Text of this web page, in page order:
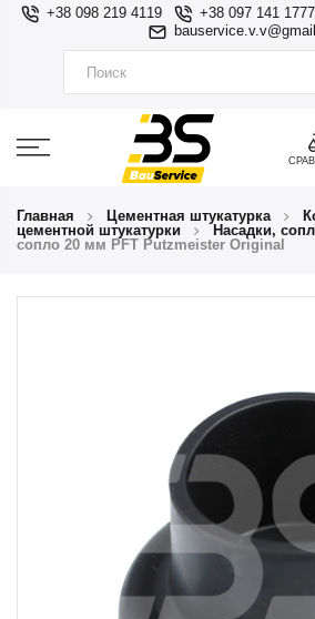
+38 098 219 4119 +38 097 141 1777
Главная Цементная штукатурка
цементной штукатурки
Насадки,
сопло 20 мм PFT Putzmeister Original